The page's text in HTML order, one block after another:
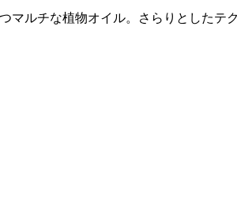
マルチな植物オイル。さらりとした